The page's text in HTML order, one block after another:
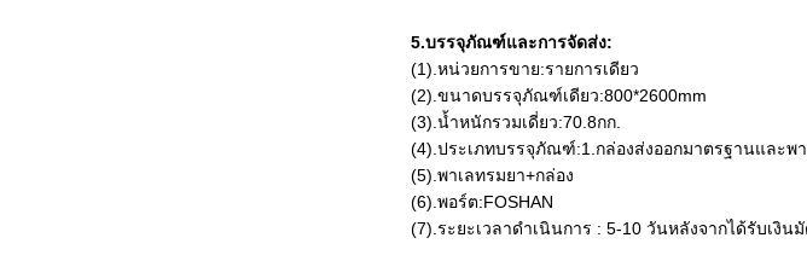
5.บรรจุภัณฑ์และการจัดส่ง:
(1).หน่วยการขาย:รายการเดียว
(2).ขนาดบรรจุภัณฑ์เดียว:800*2600mm
(3).น้ำหนักรวมเดี่ยว:70.8กก.
(4).ประเภทบรรจุภัณฑ์:1.กล่องส่งออกมาตรฐานและพา
(5).พาเลทรมยา+กล่อง
(6).พอร์ต:FOSHAN
(7).ระยะเวลาดำเนินการ : 5-10 วันหลังจากได้รับเงิน